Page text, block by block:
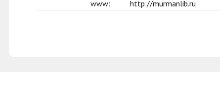
www:
http://murmanlib.ru